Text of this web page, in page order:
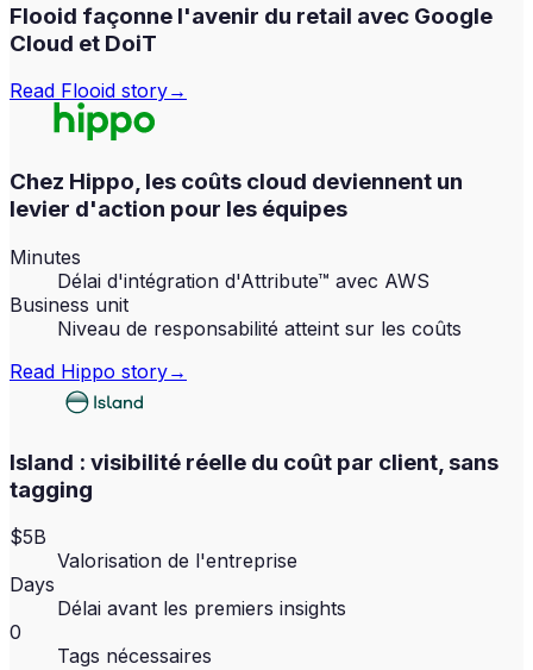
Flooid façonne l'avenir du retail avec Google
Cloud et DoiT
Read Flooid story→
Chez Hippo, les coûts cloud deviennent un
levier d'action pour les équipes
Minutes
Délai d'intégration d'Attribute™ avec AWS
Business unit
Niveau de responsabilité atteint sur les coûts
Read Hippo story→
Island : visibilité réelle du coût par client, sans
tagging
$5B
Valorisation de l'entreprise
Days
Délai avant les premiers insights
0
Tags nécessaires